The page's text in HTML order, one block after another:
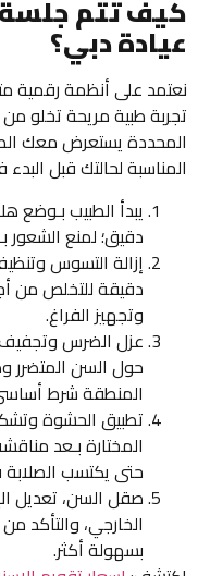
كيف تتم
عيادة دبي؟
نعتمد على أنظمة رقمية
تجربة طبية مريحة تخلو
المحددة يستعرض معك
المناسبة لحالتك قبل
يبدأ الطبيب بـوضع
دقيق؛ لمنع الشعور
إزالة التسوس
دقيقة للتخلص من
وتجهيز الفراغ.
عزل الضرس
حول السن المتضرر
المنطقة شرط
تطبيق الحشوة
المختارة بـعد
حتى يكتسب
صقل السن، تعديل
الخارجي، والتأكد
بسهولة أكثر.